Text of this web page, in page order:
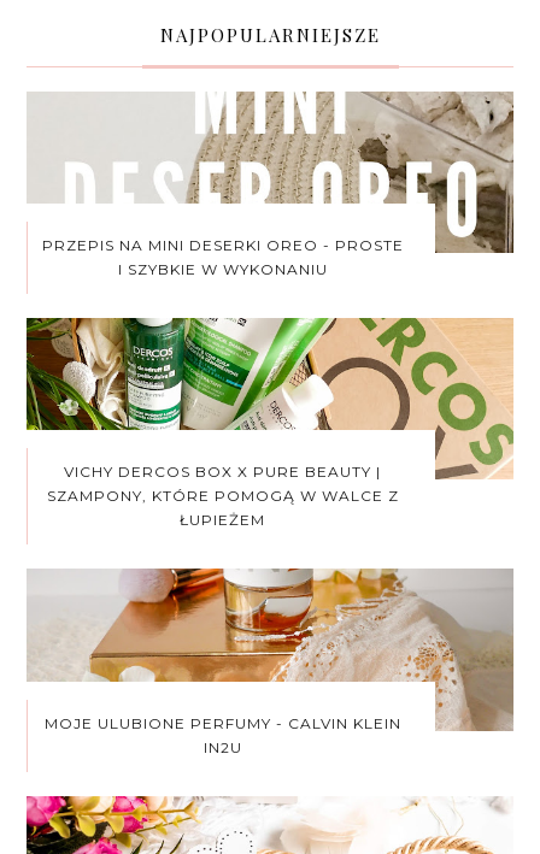
NAJPOPULARNIEJSZE
PRZEPIS NA MINI DESERKI OREO - PROSTE
I SZYBKIE W WYKONANIU
VICHY DERCOS BOX X PURE BEAUTY |
SZAMPONY, KTÓRE POMOGĄ W WALCE Z
ŁUPIEŻEM
MOJE ULUBIONE PERFUMY - CALVIN KLEIN
IN2U